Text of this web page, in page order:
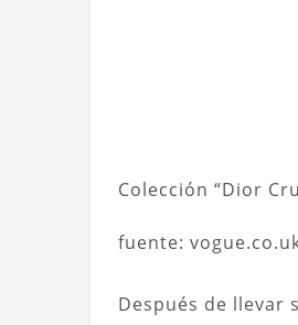
Colección “Dior
fuente:
Después de llevar